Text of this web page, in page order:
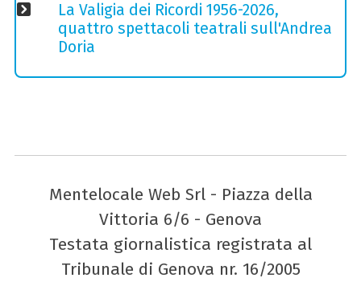
La Valigia dei Ricordi 1956-2026,
quattro spettacoli teatrali sull'Andrea
Doria
Mentelocale Web Srl - Piazza della
Vittoria 6/6 - Genova
Testata giornalistica registrata al
Tribunale di Genova nr. 16/2005